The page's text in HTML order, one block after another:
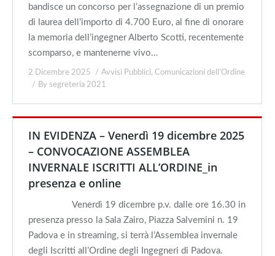
bandisce un concorso per l’assegnazione di un premio
di laurea dell’importo di 4.700 Euro, al fine di onorare
la memoria dell’ingegner Alberto Scotti, recentemente
scomparso, e mantenerne vivo…
2 Dicembre 2025 Avvisi Pubblici, Comunicazioni dell'Ordine
By segreteria 2021
IN EVIDENZA – Venerdì 19 dicembre 2025
– CONVOCAZIONE ASSEMBLEA
INVERNALE ISCRITTI ALL’ORDINE_in
presenza e online
Venerdì 19 dicembre p.v. dalle ore 16.30 in
presenza presso la Sala Zairo, Piazza Salvemini n. 19
Padova e in streaming, si terrà l’Assemblea invernale
degli Iscritti all’Ordine degli Ingegneri di Padova.